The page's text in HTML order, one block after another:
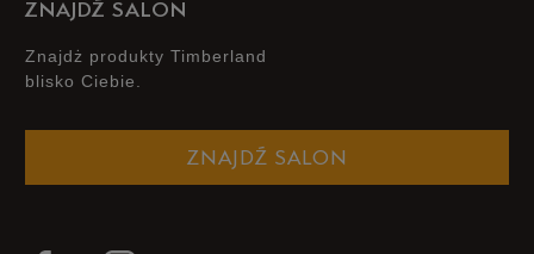
ZNAJDŹ SALON
Znajdż produkty Timberland
blisko Ciebie.
ZNAJDŹ SALON